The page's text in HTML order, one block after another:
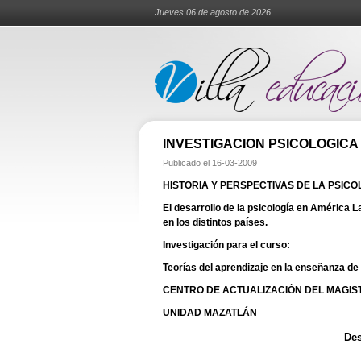
Jueves 06 de agosto de 2026
INVESTIGACION PSICOLOGICA
Publicado el 16-03-2009
HISTORIA Y PERSPECTIVAS DE LA
El desarrollo de la psicología en América
en los distintos países.
Investigación para el curso:
Teorías del aprendizaje en la enseñanza
CENTRO DE ACTUALIZACIÓN DEL
UNIDAD MAZATLÁN